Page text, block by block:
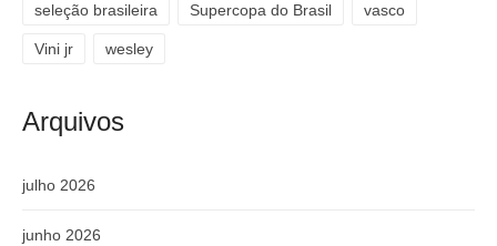
seleção brasileira Supercopa do Brasil vasco
Vini jr wesley
Arquivos
julho 2026
junho 2026